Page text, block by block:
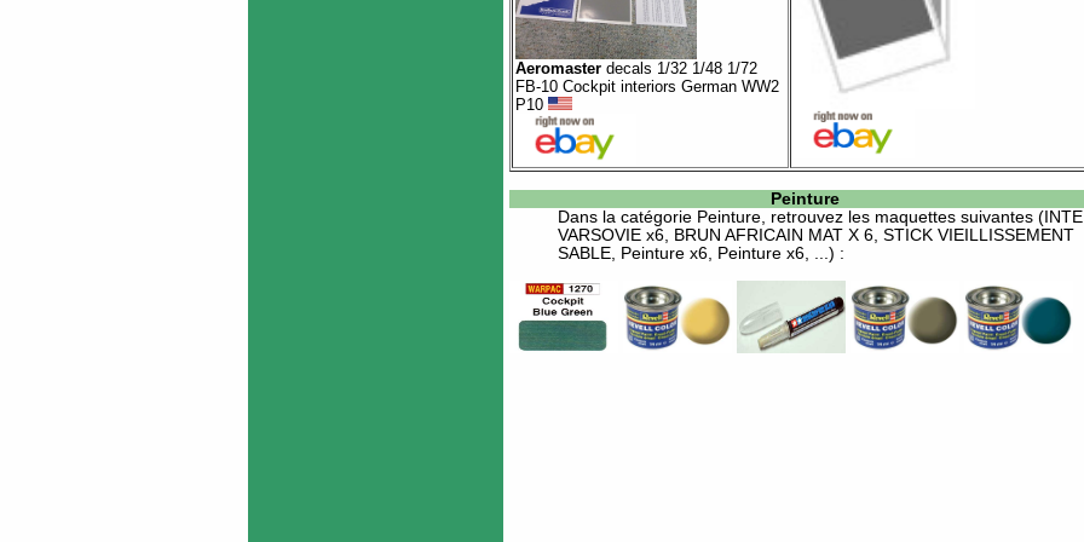
Aeromasterdecals 1/32 1/48 1/72
FB-10 Cockpit interiors German WW2
P10
Peinture
Dans la catégorie Peinture, retrouvez les maquettes suivantes
VARSOVIE x6, BRUN AFRICAIN MAT X 6, STICK VIEILLISSEMENT
SABLE, Peinture x6, Peinture x6, ...) :